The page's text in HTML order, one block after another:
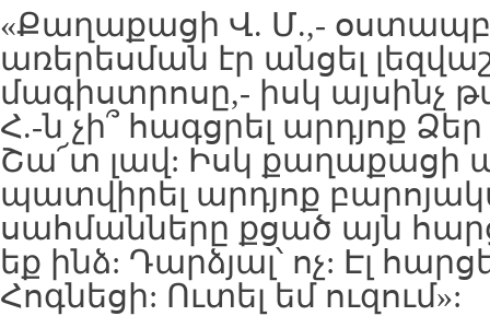
«Քաղաքացի Վ. Մ.,-
առերեսման էր անցել
մագիստրոսը,- իսկ այսինչ
Հ.-ն չի՞ հագցրել արդյոք
Շա՜տ լավ: Իսկ քաղաքացի
պատվիրել արդյոք
սահմանները քցած այն
եք ինձ: Դարձյալ՝ ոչ: Էլ
Հոգնեցի: Ուտել եմ ուզում»: